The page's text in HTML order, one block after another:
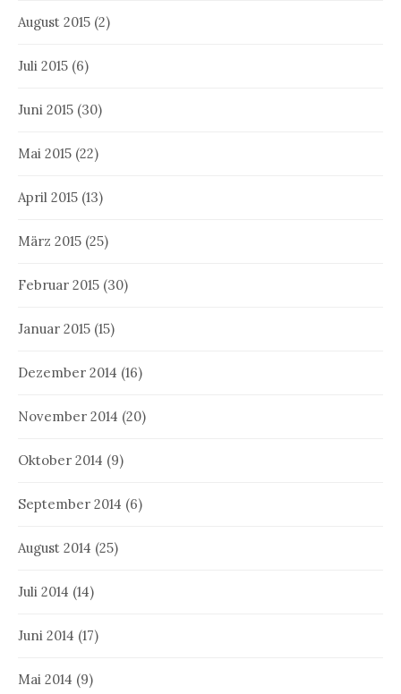
August 2015 (2)
Juli 2015 (6)
Juni 2015 (30)
Mai 2015 (22)
April 2015 (13)
März 2015 (25)
Februar 2015 (30)
Januar 2015 (15)
Dezember 2014 (16)
November 2014 (20)
Oktober 2014 (9)
September 2014 (6)
August 2014 (25)
Juli 2014 (14)
Juni 2014 (17)
Mai 2014 (9)